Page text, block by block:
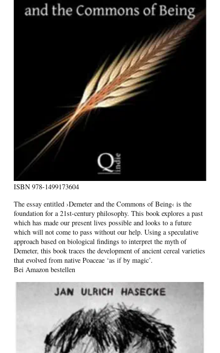
ISBN 978-1499173604
The essay entitled ›Demeter and the Commons of Being‹ is the
foundation for a 21st-century philosophy. This book explores a past
which has made our present lives possible and looks to a future
which will not come to pass without our help. Using a speculative
approach based on biological findings to interpret the myth of
Demeter, this book traces the development of ancient cereal varieties
that evolved from native Poaceae ‘as if by magic’.
Bei Amazon bestellen